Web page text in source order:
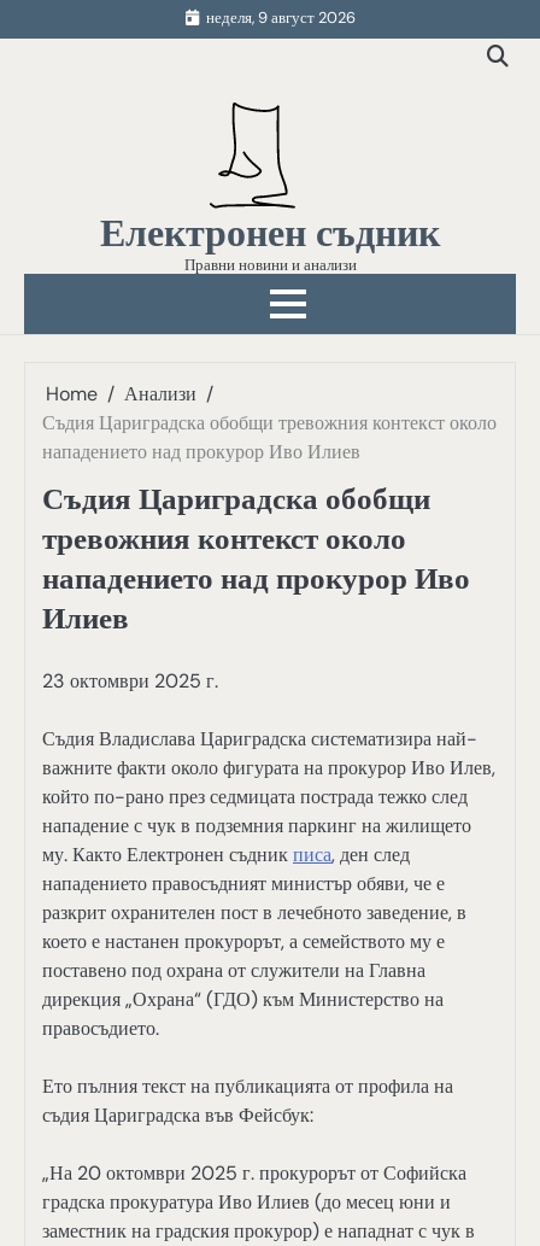
to
неделя, 9 август 2026
Електронен съдник
Правни новини и анализи
Home
Анализи
Съдия Цариградска обобщи тревожния контекст около
нападението над прокурор Иво Илиев
Съдия Цариградска обобщи
тревожния контекст около
нападението над прокурор Иво
Илиев
23 октомври 2025 г.
Съдия Владислава Цариградска систематизира най-
важните факти около фигурата на прокурор Иво Илев,
който по-рано през седмицата пострада тежко след
нападение с чук в подземния паркинг на жилището
му. Както Електронен съдникписа, ден след
нападението правосъдният министър обяви, че е
разкрит охранителен пост в лечебното заведение, в
което е настанен прокурорът, а семейството му е
поставено под охрана от служители на Главна
дирекция „Охрана“ (ГДО) към Министерство на
правосъдието.
Ето пълния текст на публикацията от профила на
съдия Цариградска във Фейсбук:
„На 20 октомври 2025 г. прокурорът от Софийска
градска прокуратура Иво Илиев (до месец юни и
заместник на градския прокурор) е нападнат с чук в